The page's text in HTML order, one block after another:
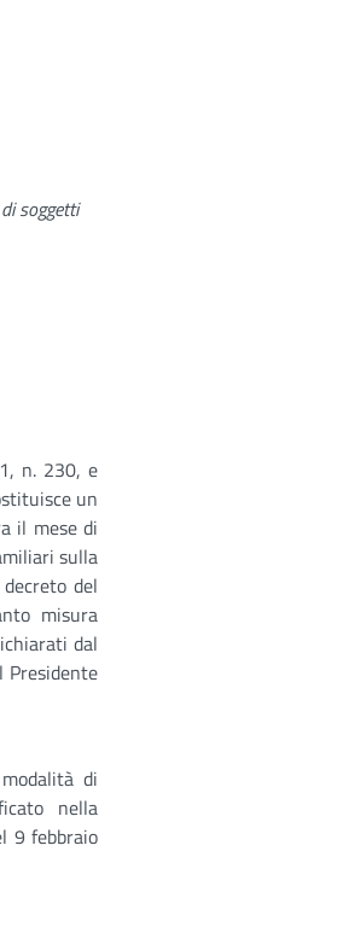
soggetti
n. 230, e
un
il mese di
sulla
del
misura
dal
Presidente
di
nella
9 febbraio